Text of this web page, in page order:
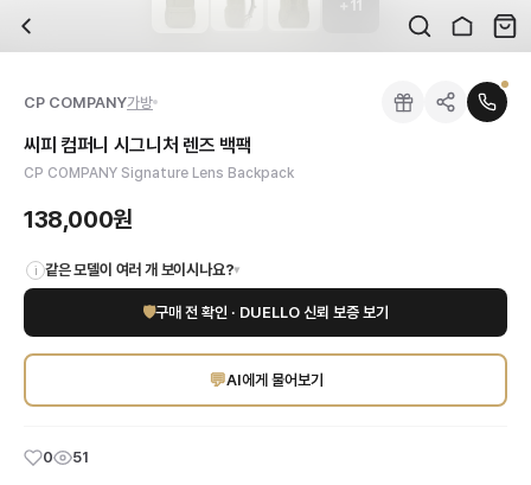
배송은 얼마나 걸리나요?
전문 스태프가 실물 상품을 직접 확인한 후 검수 사진을 제공합니다. 가죽 재질,
교환이나 반품이 가능한가요?
수령 후 7일 이내 신청하시면 상품 하자, 사이즈 불일치, 고객 변심 모두 교환·반
쿠폰과 적립금을 함께 사용할 수 있나요?
네, 쿠폰과 적립금을 결제 시 함께 사용하실 수 있습니다. 적립금은 1,000원 이상
씨피 컴퍼니 시그니처 렌즈 백팩
브랜드:
색상:블랙,카키,그레이
가격:138,000 원
CP COMPANY의 독보적인 기술력과 헤리티지가 담긴 씨피 컴퍼니 시그니처 렌
씨피 컴퍼니 시그니처 렌즈 백팩
CP COMPANY가방
씨피 컴퍼니 시그니처 렌즈 백팩
CP COMPANY Signature Lens Backpack
138,000원
i 같은 모델이 여러 개 보이시나요?▾
🛡구매 전 확인 · DUELLO 신뢰 보증 보기
💬AI에게 물어보기
0 51